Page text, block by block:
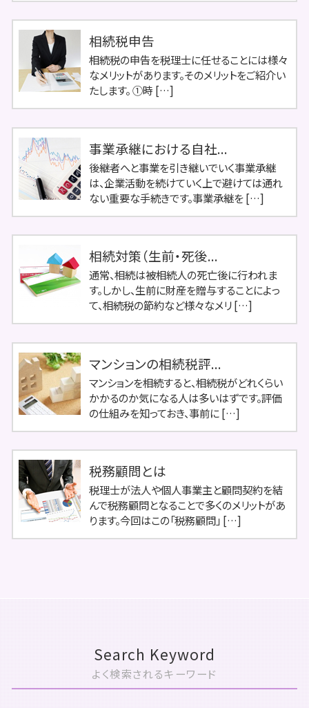
相続税申告
相続税の申告を税理士に任せることには様々
なメリットがあります。そのメリットをご紹介い
たします。 ①時 […]
事業承継における自社...
後継者へと事業を引き継いでいく事業承継
は、企業活動を続けていく上で避けては通れ
ない重要な手続きです。事業承継を […]
相続対策（生前・死後...
通常、相続は被相続人の死亡後に行われま
す。しかし、生前に財産を贈与することによっ
て、相続税の節約など様々なメリ […]
マンションの相続税評...
マンションを相続すると、相続税がどれくらい
かかるのか気になる人は多いはずです。評価
の仕組みを知っておき、事前に […]
税務顧問とは
税理士が法人や個人事業主と顧問契約を結
んで税務顧問となることで多くのメリットがあ
ります。今回はこの「税務顧問」 […]
Search Keyword
よく検索されるキーワード